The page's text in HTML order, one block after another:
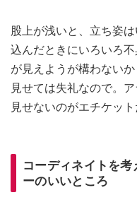
股上が浅いと、立ち姿
込んだときにいろいろ
が見えようが構わない
見せては失礼なので。
見せないのがエチケッ
コーディネイトを
ーのいいところ